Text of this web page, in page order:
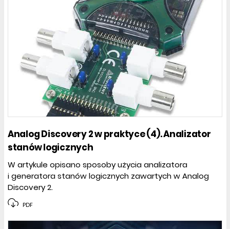
Analog Discovery 2 w praktyce (4). Analizator
stanów logicznych
W artykule opisano sposoby użycia analizatora
i generatora stanów logicznych zawartych w Analog
Discovery 2.
PDF